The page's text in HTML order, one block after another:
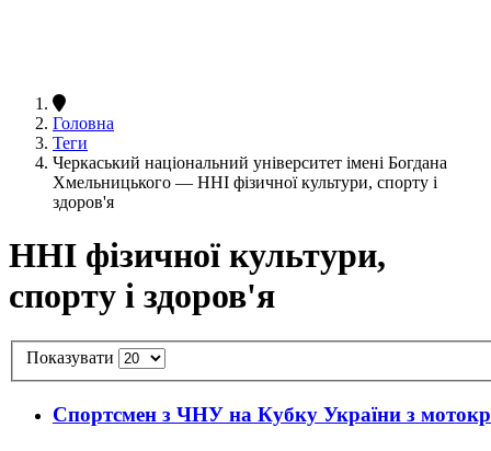
Головна
Теги
Черкаський національний університет імені Богдана
Хмельницького — ННІ фізичної культури, спорту і
здоров'я
ННІ фізичної культури,
спорту і здоров'я
Показувати
Спортсмен з ЧНУ на Кубку України з